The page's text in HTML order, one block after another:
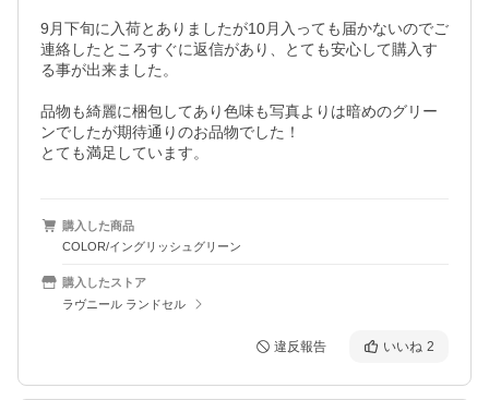
9月下旬に入荷とありましたが10月入っても届かないのでご
連絡したところすぐに返信があり、とても安心して購入す
る事が出来ました。
品物も綺麗に梱包してあり色味も写真よりは暗めのグリー
ンでしたが期待通りのお品物でした！
とても満足しています。
購入した商品
COLOR/イングリッシュグリーン
購入したストア
ラヴニール ランドセル
違反報告 いいね 2